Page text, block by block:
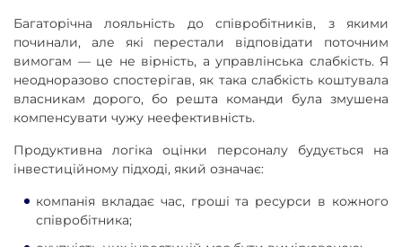
Багаторічна лояльність до співробітників, з якими
починали, але які перестали відповідати поточним
вимогам — це не вірність, а управлінська слабкість. Я
неодноразово спостерігав, як така слабкість коштувала
власникам дорого, бо решта команди була змушена
компенсувати чужу неефективність.
Продуктивна логіка оцінки персоналу будується на
інвестиційному підході, який означає:
компанія вкладає час, гроші та ресурси в кожного
співробітника;